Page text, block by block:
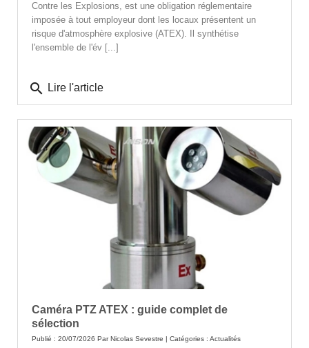
Contre les Explosions, est une obligation réglementaire
imposée à tout employeur dont les locaux présentent un
risque d'atmosphère explosive (ATEX). Il synthétise
l'ensemble de l'év [...]
search Lire l'article
Caméra PTZ ATEX : guide complet de
sélection
Publié : 20/07/2026 ParNicolas Sevestre | Catégories : Actualités